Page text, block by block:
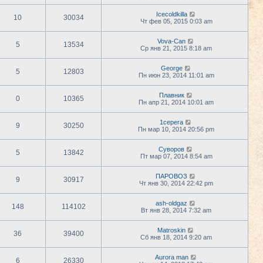
10 30034
Icecoldkilla
Чт фев 05, 2015 0:03 am
5 13534
Vova-Can
Ср янв 21, 2015 8:18 am
5 12803
George
Пн июн 23, 2014 11:01 am
0 10365
Плавник
Пн апр 21, 2014 10:01 am
9 30250
1cepera
Пн мар 10, 2014 20:56 pm
5 13842
Суворов
Пт мар 07, 2014 8:54 am
9 30917
ПАРОВОЗ
Чт янв 30, 2014 22:42 pm
148 114102
ash-oldgaz
Вт янв 28, 2014 7:32 am
36 39400
Matroskin
Сб янв 18, 2014 9:20 am
6 26330
Aurora man